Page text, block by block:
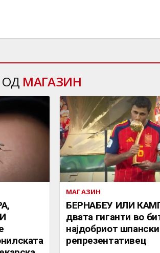
ОД МАГАЗИН
МАГАЗИН
БЕРНАБЕУ ИЛИ
двата гиганти во
најдобриот шпански
репрезентативец